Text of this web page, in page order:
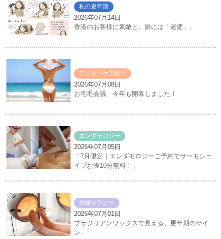
私の更年期
2026年07月14日
香港のお客様に素敵と。娘には「老婆」。
アンダーケア雑学
2026年07月08日
お毛毛会議、今年も開幕しました！
エンダモロジー
2026年07月05日
「7月限定｜エンダモロジーご予約でサーモシェ
イプお腹10分無料！」
光線セラピー
2026年07月01日
ブラジリアンワックスで見える、更年期のサイ
ン。